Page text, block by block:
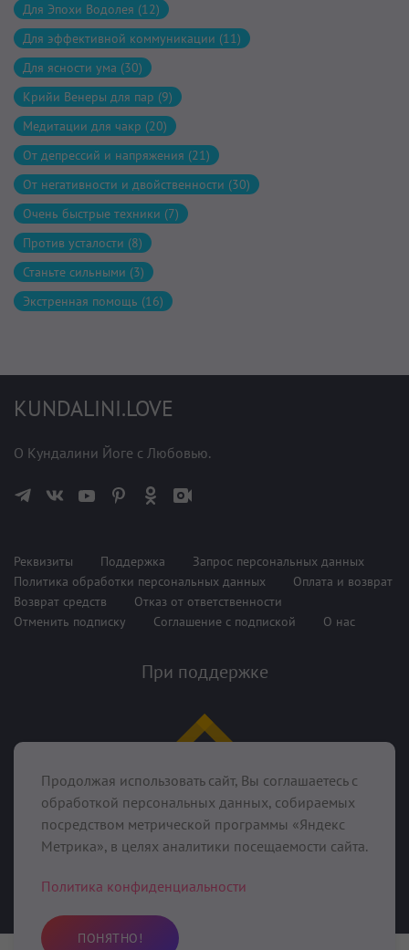
Для Эпохи Водолея (12)
Для эффективной коммуникации (11)
Для ясности ума (30)
Крийи Венеры для пар (9)
Медитации для чакр (20)
От депрессий и напряжения (21)
От негативности и двойственности (30)
Очень быстрые техники (7)
Против усталости (8)
Станьте сильными (3)
Экстренная помощь (16)
KUNDALINI.LOVE
О Кундалини Йоге с Любовью.
Реквизиты Поддержка
Запрос персональных данных
Политика обработки персональных данных
Оплата и возврат
Возврат средств
Отказ от ответственности
Отменить подписку
Соглашение с подпиской О нас
При поддержке
643908114874 ОГРНИП 321645700011461),
Колхозная, д. 10,info@kundalini.love
Продолжая использовать сайт, Вы соглашаетесь с
обработкой персональных данных, собираемых
посредством метрической программы «Яндекс
Метрика», в целях аналитики посещаемости сайта.
Политика конфиденциальности
ПОНЯТНО!